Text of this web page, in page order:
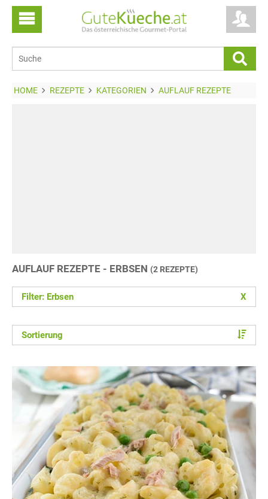
HOME REZEPTE KATEGORIEN AUFLAUF REZEPTE
AUFLAUF REZEPTE - ERBSEN (2 REZEPTE)
Filter: Erbsen X
Sortierung